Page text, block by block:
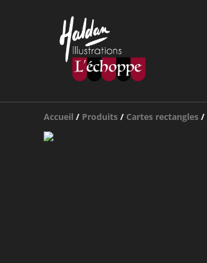
Accueil / Produits / Cartes rectangles /